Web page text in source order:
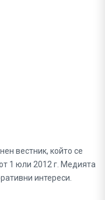
вестник, който се
1 юли 2012 г. Медията
интереси.